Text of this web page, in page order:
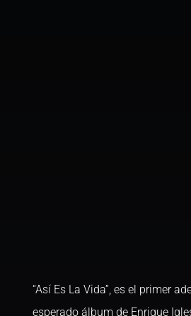
“Así Es La Vida”, es el primer
esperado álbum de Enrique